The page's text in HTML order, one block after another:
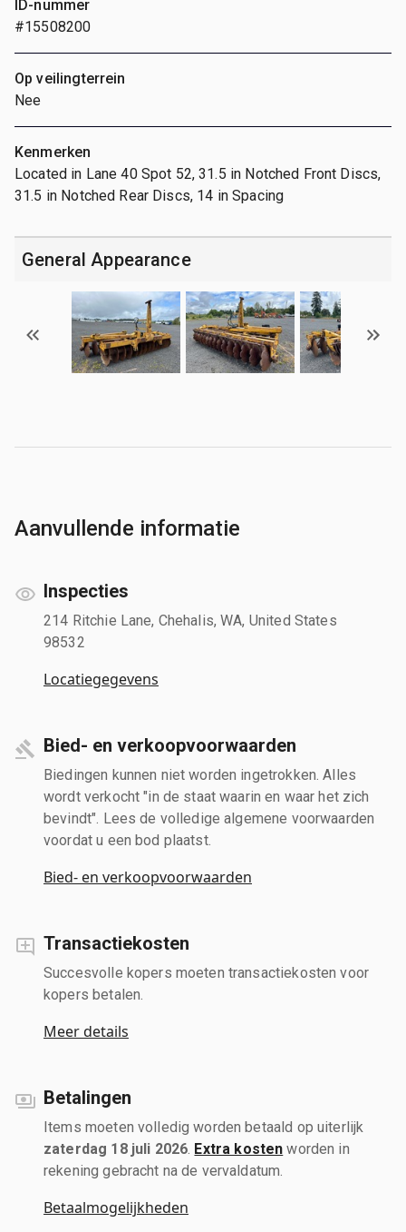
ID-nummer
#15508200
Op veilingterrein
Nee
Kenmerken
Located in Lane 40 Spot 52, 31.5 in Notched Front Discs,
31.5 in Notched Rear Discs, 14 in Spacing
General Appearance
Aanvullende informatie
Inspecties
214 Ritchie Lane, Chehalis, WA, United States
98532
Locatiegegevens
Bied- en verkoopvoorwaarden
Biedingen kunnen niet worden ingetrokken. Alles
wordt verkocht "in de staat waarin en waar het zich
bevindt". Lees de volledige algemene voorwaarden
voordat u een bod plaatst.
Bied- en verkoopvoorwaarden
Transactiekosten
Succesvolle kopers moeten transactiekosten voor
kopers betalen.
Meer details
Betalingen
Items moeten volledig worden betaald op uiterlijk
zaterdag 18 juli 2026 Extra kosten worden in
rekening gebracht na de vervaldatum.
Betaalmogelijkheden